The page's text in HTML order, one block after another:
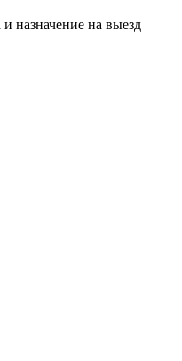
назначение на выезд